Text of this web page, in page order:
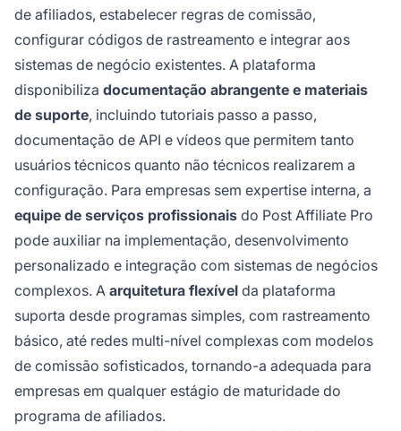
de afiliados, estabelecer regras de comissão,
configurar códigos de rastreamento e integrar aos
sistemas de negócio existentes. A plataforma
disponibiliza documentação abrangente e materiais
de suporte, incluindo tutoriais passo a passo,
documentação de API e vídeos que permitem tanto
usuários técnicos quanto não técnicos realizarem a
configuração. Para empresas sem expertise interna, a
equipe de serviços profissionais do Post Affiliate Pro
pode auxiliar na implementação, desenvolvimento
personalizado e integração com sistemas de negócios
complexos. A arquitetura flexível da plataforma
suporta desde programas simples, com rastreamento
básico, até redes multi-nível complexas com modelos
de comissão sofisticados, tornando-a adequada para
empresas em qualquer estágio de maturidade do
programa de afiliados.